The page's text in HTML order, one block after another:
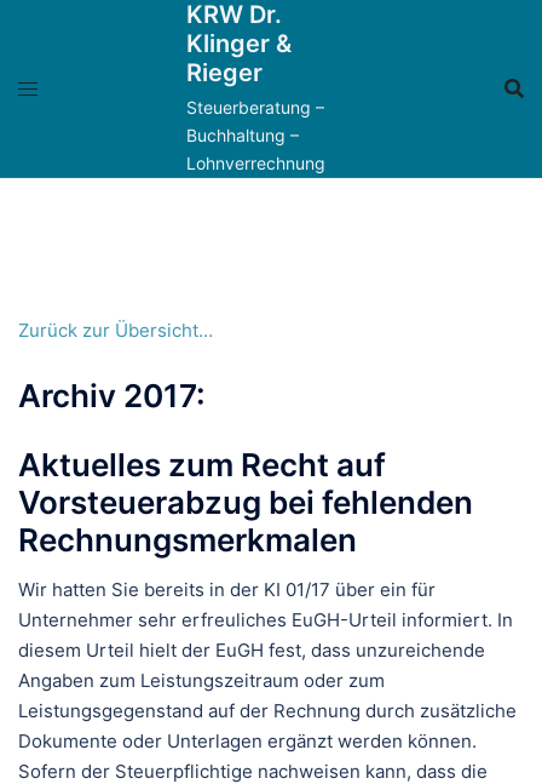
KRW Dr.
Klinger &
Rieger
Steuerberatung –
Buchhaltung –
Lohnverrechnung
Zurück zur Übersicht…
Archiv 2017:
Aktuelles zum Recht auf
Vorsteuerabzug bei fehlenden
Rechnungsmerkmalen
Wir hatten Sie bereits in der KI 01/17 über ein für
Unternehmer sehr erfreuliches EuGH-Urteil informiert. In
diesem Urteil hielt der EuGH fest, dass unzureichende
Angaben zum Leistungszeitraum oder zum
Leistungsgegenstand auf der Rechnung durch zusätzliche
Dokumente oder Unterlagen ergänzt werden können.
Sofern der Steuerpflichtige nachweisen kann, dass die